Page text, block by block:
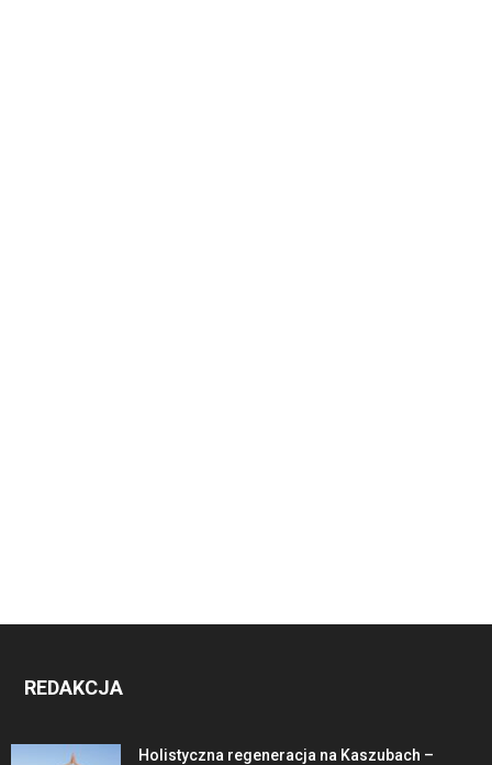
REDAKCJA
Holistyczna regeneracja na Kaszubach –